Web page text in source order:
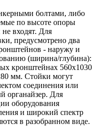
болтами, либо
по высоте опоры
входят. Для
предусмотрено два
- наружу и
(ширина/глубина):
кронштейнах 560х1030
мм. Стойки могут
соединения или
органайзер. Для
оборудования
и широкий спектр
в разобранном виде.